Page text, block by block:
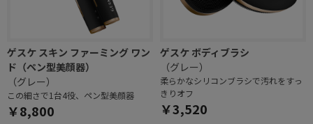
ゲスケ スキン ファーミング ワン
ド（ペン型美顔器）
（グレー）
この細さで1台4役、ペン型美顔器
￥8,800
ゲスケ ボディブラシ
（グレー）
柔らかなシリコンブラシで汚れをすっ
きりオフ
￥3,520